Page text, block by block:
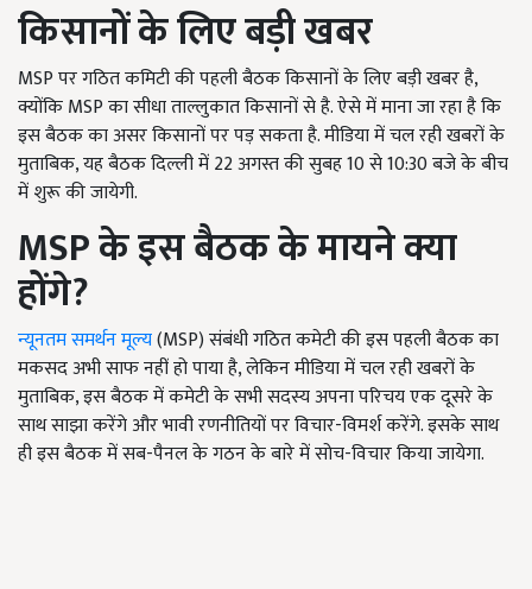
किसानों के लिए बड़ी खबर
MSP पर गठित कमिटी की पहली बैठक किसानों के लिए बड़ी खबर है,
क्योंकि MSP का सीधा ताल्लुकात किसानों से है. ऐसे में माना जा रहा है कि
इस बैठक का असर किसानों पर पड़ सकता है. मीडिया में चल रही खबरों के
मुताबिक, यह बैठक दिल्ली में 22 अगस्त की सुबह 10 से 10:30 बजे के बीच
में शुरू की जायेगी.
MSPके इस बैठक के मायने क्या
होंगे?
न्यूनतम समर्थन मूल्य(MSP) संबंधी गठित कमेटी की इस पहली बैठक का
मकसद अभी साफ नहीं हो पाया है, लेकिन मीडिया में चल रही खबरों के
मुताबिक, इस बैठक में कमेटी के सभी सदस्य अपना परिचय एक दूसरे के
साथ साझा करेंगे और भावी रणनीतियों पर विचार-विमर्श करेंगे. इसके साथ
ही इस बैठक में सब-पैनल के गठन के बारे में सोच-विचार किया जायेगा.